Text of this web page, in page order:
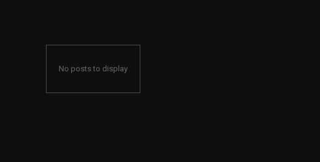
No posts to display